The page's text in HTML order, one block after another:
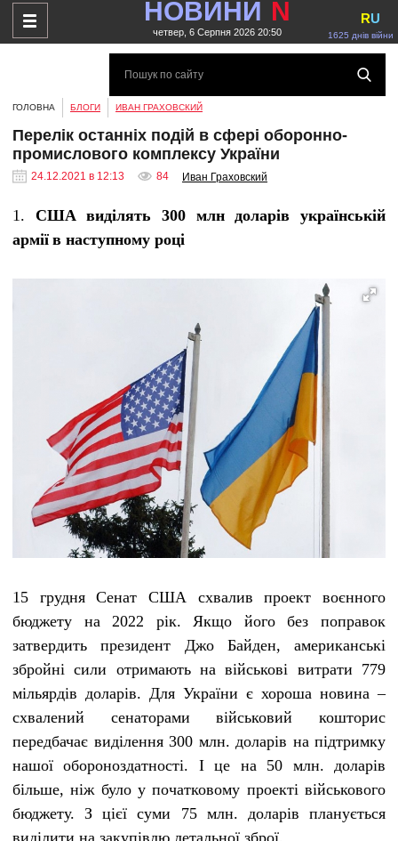
НОВИНИ N
четвер, 6 Серпня 2026 20:50 1625 днів війни
RU
ГОЛОВНА БЛОГИ ИВАН ГРАХОВСКИЙ
Перелік останніх подій в сфері оборонно-
промислового комплексу України
24.12.2021 в 12:13 84 Иван Граховский
1. США виділять 300 млн доларів українській
армії в наступному році
15 грудня Сенат США схвалив проект воєнного
бюджету на 2022 рік. Якщо його без поправок
затвердить президент Джо Байден, американські
збройні сили отримають на військові витрати 779
мільярдів доларів. Для України є хороша новина –
схвалений сенаторами військовий кошторис
передбачає виділення 300 млн. доларів на підтримку
нашої обороноздатності. І це на 50 млн. доларів
більше, ніж було у початковому проекті військового
бюджету. З цієї суми 75 млн. доларів планується
виділити на закупівлю летальної зброї.